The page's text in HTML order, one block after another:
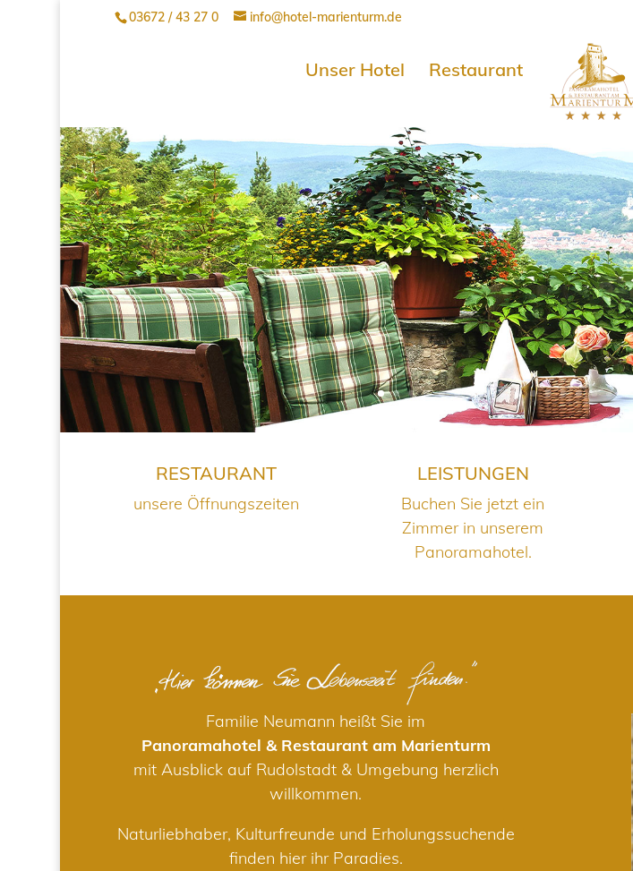
03672 / 43 27 0 info@hotel-marienturm.de
Unser Hotel Restaurant
RESTAURANT
unsere Öffnungszeiten
LEISTUNGEN
Buchen Sie jetzt ein
Zimmer in unserem
Panoramahotel.
Familie Neumann heißt Sie im
Panoramahotel & Restaurant am Marienturm
mit Ausblick auf Rudolstadt & Umgebung herzlich
willkommen.
Naturliebhaber, Kulturfreunde und Erholungssuchende
finden hier ihr Paradies.